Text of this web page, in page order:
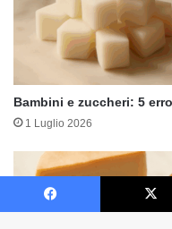
Bambini e zuccheri: 5
1 Luglio 2026
Facebook X